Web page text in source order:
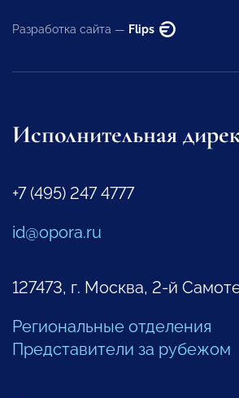
Разработка сайта — Flips
Исполнительная
+7 (495) 247 4777
id@opora.ru
127473, г. Москва, 2-й
Региональные отделения
Представители за рубежом